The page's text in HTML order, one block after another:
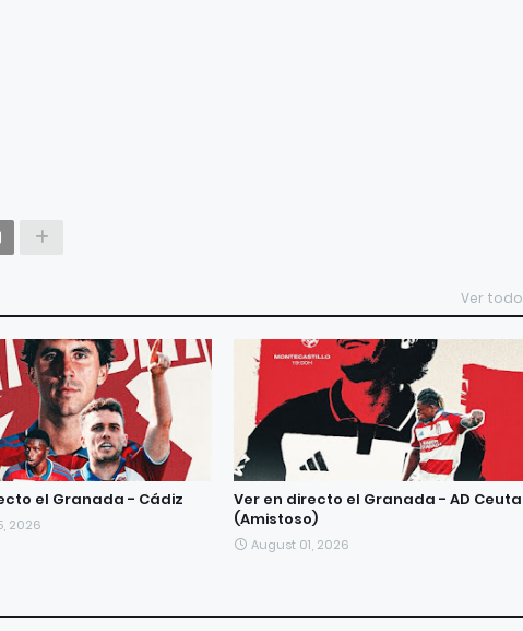
Ver todo
el Granada - Cádiz
2026
Ver en directo el Granada - AD Ceuta
(Amistoso)
August 01, 2026